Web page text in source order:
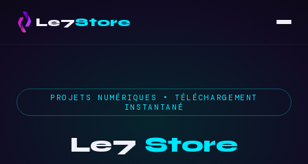
Le7Store
PROJETS NUMÉRIQUES • TÉLÉCHARGEMENT
INSTANTANÉ
Le7 Store